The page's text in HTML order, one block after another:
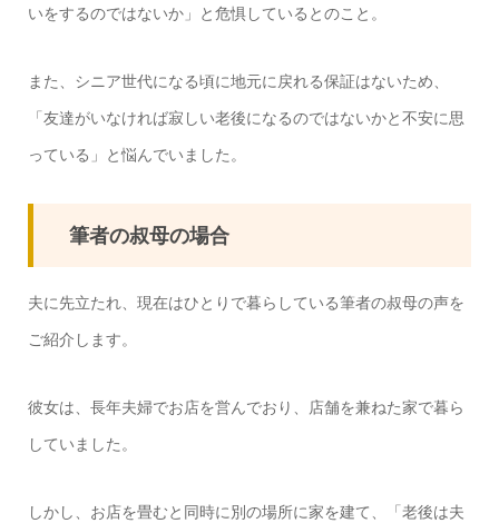
いをするのではないか」と危惧しているとのこと。
また、シニア世代になる頃に地元に戻れる保証はないため、
「友達がいなければ寂しい老後になるのではないかと不安に思
っている」と悩んでいました。
筆者の叔母の場合
夫に先立たれ、現在はひとりで暮らしている筆者の叔母の声を
ご紹介します。
彼女は、長年夫婦でお店を営んでおり、店舗を兼ねた家で暮ら
していました。
しかし、お店を畳むと同時に別の場所に家を建て、「老後は夫